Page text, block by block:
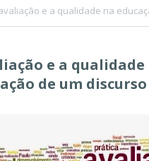
e a qualidade na
e a
de um